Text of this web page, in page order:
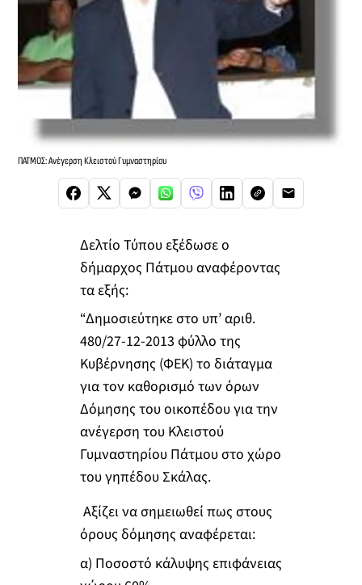
ΠΑΤΜΟΣ: Ανέγερση Κλειστού Γυμναστηρίου
Δελτίο Τύπου εξέδωσε ο
δήμαρχος Πάτμου αναφέροντας
τα εξής:
“Δημοσιεύτηκε στο υπ’ αριθ.
480/27-12-2013 φύλλο της
Κυβέρνησης (ΦΕΚ) το διάταγμα
για τον καθορισμό των όρων
Δόμησης του οικοπέδου για την
ανέγερση του Κλειστού
Γυμναστηρίου Πάτμου στο χώρο
του γηπέδου Σκάλας.
Αξίζει να σημειωθεί πως στους
όρους δόμησης αναφέρεται:
α) Ποσοστό κάλυψης επιφάνειας